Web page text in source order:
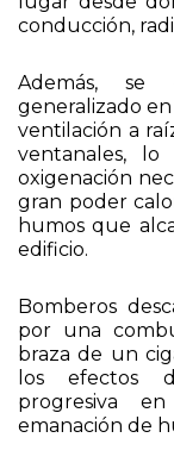
conducción,
Además, se
generalizado
ventilación a
ventanales,
oxigenación
gran poder
humos que
edificio.
Bomberos
por una
braza de un
los efectos
progresiva
emanación de